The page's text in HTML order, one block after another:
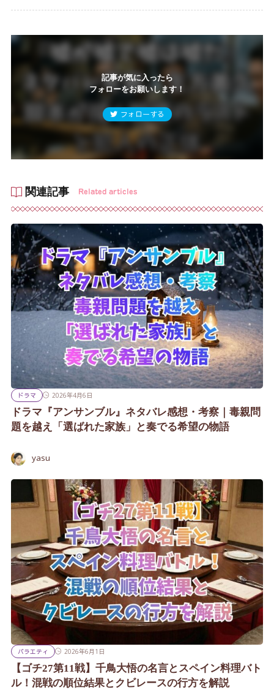
記事が気に入ったら
フォローをお願いします！
フォローする
関連記事 Related articles
ドラマ 2026年4月6日
ドラマ『アンサンブル』ネタバレ感想・考察｜毒親問
題を越え「選ばれた家族」と奏でる希望の物語
yasu
バラエティ 2026年6月1日
【ゴチ27第11戦】千鳥大悟の名言とスペイン料理バト
ル！混戦の順位結果とクビレースの行方を解説